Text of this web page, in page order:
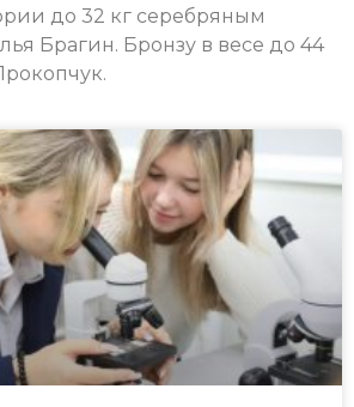
до 32 кг серебряным
Брагин. Бронзу в весе до 44